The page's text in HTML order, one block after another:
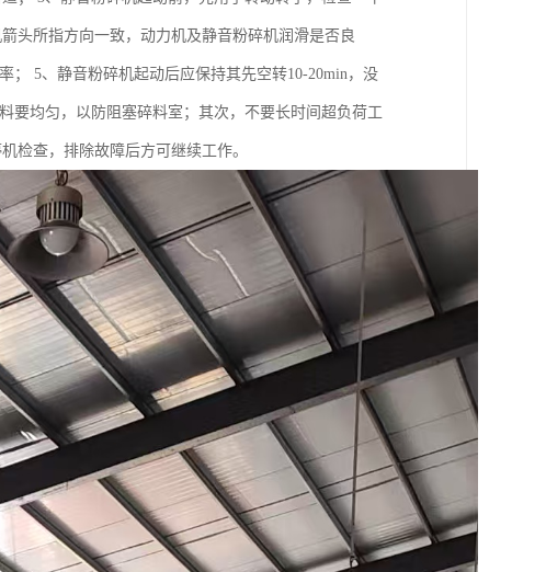
头所指方向一致，动力机及静音粉碎机润滑是否良
； 5、静音粉碎机起动后应保持其先空转10-20min，没
要均匀，以防阻塞碎料室；其次，不要长时间超负荷工
检查，排除故障后方可继续工作。